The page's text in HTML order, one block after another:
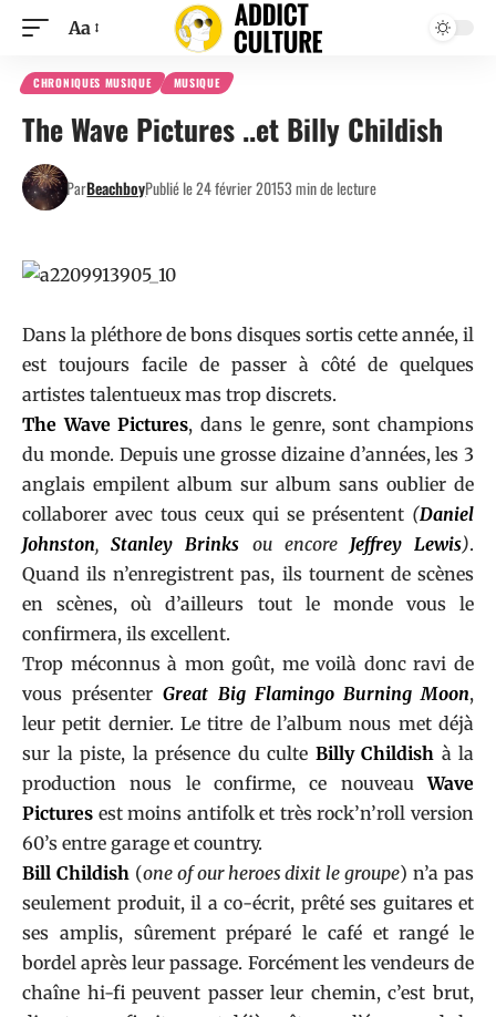
Aa
CHRONIQUES MUSIQUE MUSIQUE
The Wave Pictures ..et Billy Childish
ParBeachboyPublié le 24 février 20153 min de lecture
Dans la pléthore de bons disques sortis cette année, il
est toujours facile de passer à côté de quelques
artistes talentueux mas trop discrets.
The Wave Pictures, dans le genre, sont champions
du monde. Depuis une grosse dizaine d’années, les 3
anglais empilent album sur album sans oublier de
collaborer avec tous ceux qui se présentent (Daniel
Johnston,Stanley Brinks ou encore Jeffrey Lewis).
Quand ils n’enregistrent pas, ils tournent de scènes
en scènes, où d’ailleurs tout le monde vous le
confirmera, ils excellent.
Trop méconnus à mon goût, me voilà donc ravi de
vous présenterGreat Big Flamingo Burning Moon,
leur petit dernier. Le titre de l’album nous met déjà
sur la piste, la présence du culte Billy Childish à la
production nous le confirme, ce nouveauWave
Pictures est moins antifolk et très rock’n’roll version
60’s entre garage et country.
Bill Childish(one of our heroes dixit le groupe) n’a pas
seulement produit, il a co-écrit, prêté ses guitares et
ses amplis, sûrement préparé le café et rangé le
bordel après leur passage. Forcément les vendeurs de
chaîne hi-fi peuvent passer leur chemin, c’est brut,